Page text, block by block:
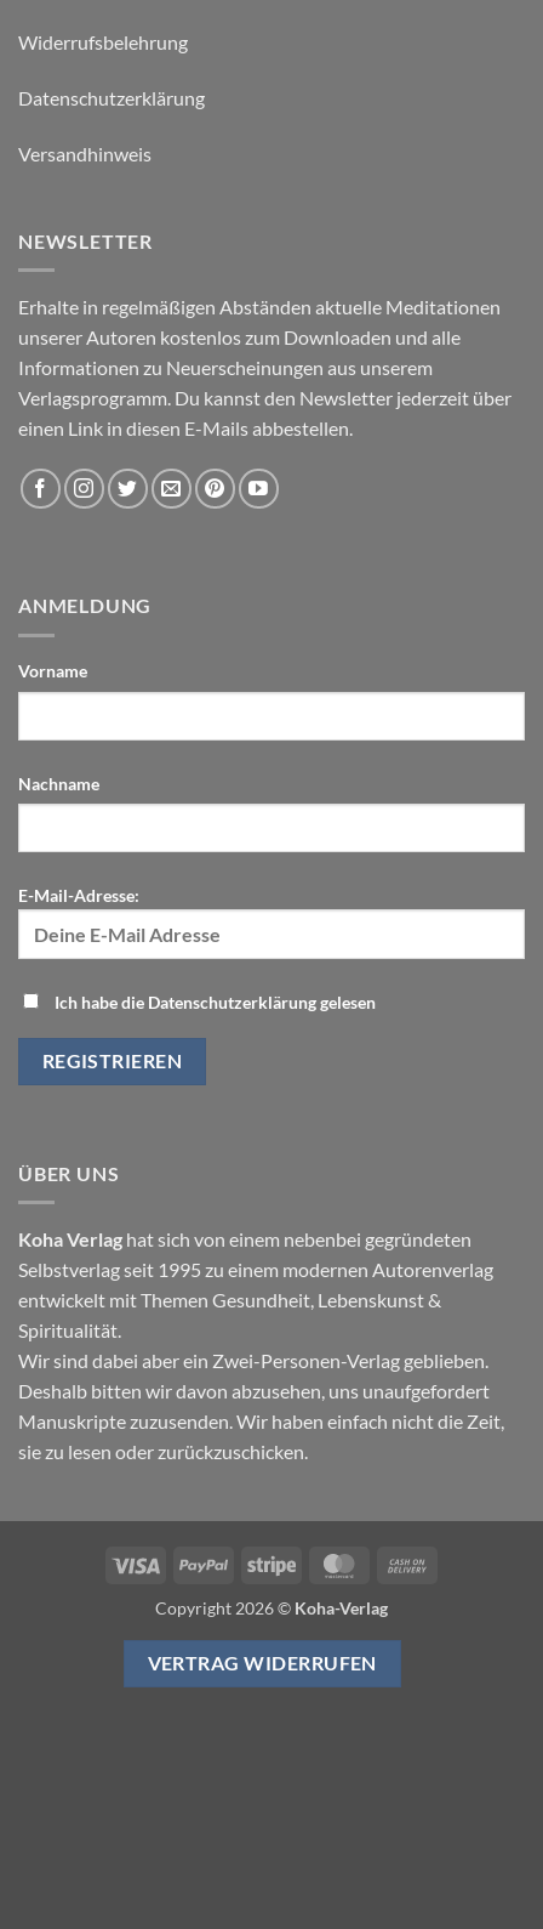
Widerrufsbelehrung
Datenschutzerklärung
Versandhinweis
NEWSLETTER
Erhalte in regelmäßigen Abständen aktuelle Meditationen
unserer Autoren kostenlos zum Downloaden und alle
Informationen zu Neuerscheinungen aus unserem
Verlagsprogramm. Du kannst den Newsletter jederzeit über
einen Link in diesen E-Mails abbestellen.
ANMELDUNG
Vorname
Nachname
E-Mail-Adresse:
Ich habe die Datenschutzerklärung gelesen
ÜBER UNS
Koha Verlag hat sich von einem nebenbei gegründeten
Selbstverlag seit 1995 zu einem modernen Autorenverlag
entwickelt mit Themen Gesundheit, Lebenskunst&
Spiritualität.
Wir sind dabei aber ein Zwei-Personen-Verlag geblieben.
Deshalb bitten wir davon abzusehen, uns unaufgefordert
Manuskripte zuzusenden. Wir haben einfach nicht die Zeit,
sie zu lesen oder zurückzuschicken.
Visa PayPal Stripe MasterCard
Copyright 2026 © Koha-Verlag
VERTRAG WIDERRUFEN